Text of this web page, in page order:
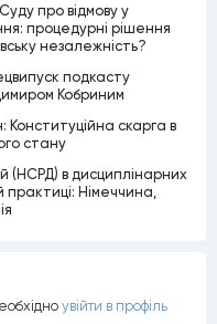
про відмову у
процедурні рішення
незалежність?
подкасту
Кобриним
скарга в
стану
(НСРД) в дисциплінарних
практиці: Німеччина,
увiйти в профiль